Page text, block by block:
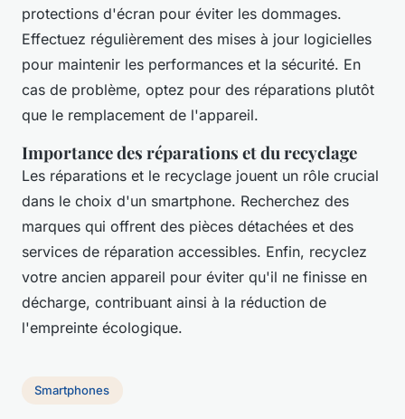
protections d'écran pour éviter les dommages.
Effectuez régulièrement des mises à jour logicielles
pour maintenir les performances et la sécurité. En
cas de problème, optez pour des réparations plutôt
que le remplacement de l'appareil.
Importance des réparations et du recyclage
Les réparations et le recyclage jouent un rôle crucial
dans le choix d'un smartphone. Recherchez des
marques qui offrent des pièces détachées et des
services de réparation accessibles. Enfin, recyclez
votre ancien appareil pour éviter qu'il ne finisse en
décharge, contribuant ainsi à la réduction de
l'empreinte écologique.
Smartphones